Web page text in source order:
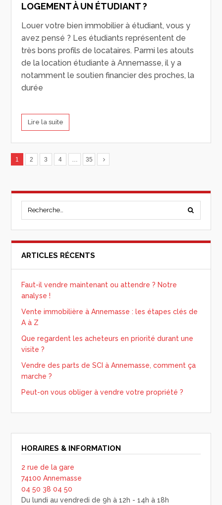
LOGEMENT À UN ÉTUDIANT ?
Louer votre bien immobilier à étudiant, vous y
avez pensé ? Les étudiants représentent de
très bons profils de locataires. Parmi les atouts
de la location étudiante à Annemasse, il y a
notamment le soutien financier des proches, la
durée
Lire la suite
1 2 3 4 35
ARTICLES RÉCENTS
Faut-il vendre maintenant ou attendre ? Notre
analyse !
Vente immobilière à Annemasse : les étapes clés de
A à Z
Que regardent les acheteurs en priorité durant une
visite ?
Vendre des parts de SCI à Annemasse, comment ça
marche ?
Peut-on vous obliger à vendre votre propriété ?
HORAIRES & INFORMATION
2 rue de la gare
74100 Annemasse
04 50 38 04 50
Du lundi au vendredi de 9h à 12h - 14h à 18h